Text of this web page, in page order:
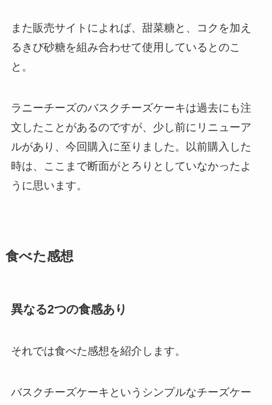
また販売サイトによれば、甜菜糖と、コクを加え
るきび砂糖を組み合わせて使用しているとのこ
と。
ラニーチーズのバスクチーズケーキは過去にも注
文したことがあるのですが、少し前にリニューア
ルがあり、今回購入に至りました。以前購入した
時は、ここまで断面がとろりとしていなかったよ
うに思います。
食べた感想
異なる2つの食感あり
それでは食べた感想を紹介します。
バスクチーズケーキというシンプルなチーズケー